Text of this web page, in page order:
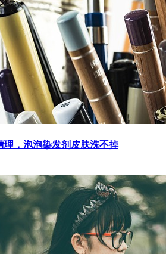
理，泡泡染发剂皮肤洗不掉